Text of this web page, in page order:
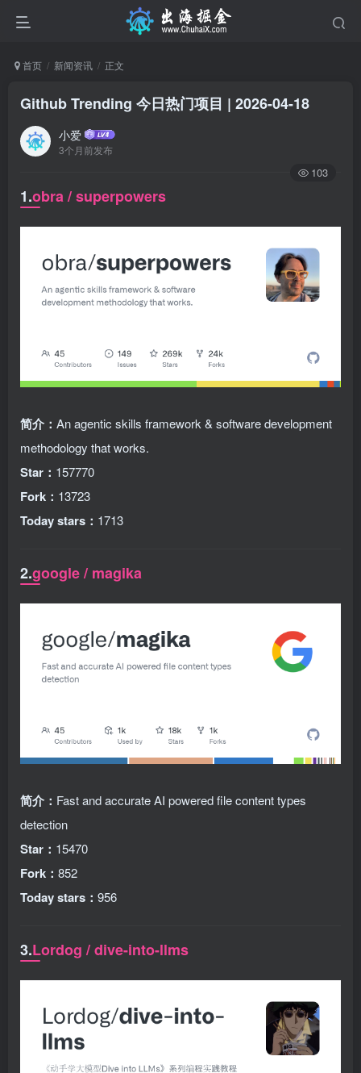
首页 新闻资讯 正文
Github Trending 今日热门项目 | 2026-04-18
小爱
3个月前发布
103
1.obra / superpowers
简介： An agentic skills framework & software development
methodology that works.
Star： 157770
Fork： 13723
Today stars： 1713
2.google / magika
简介： Fast and accurate AI powered file content types
detection
Star： 15470
Fork： 852
Today stars： 956
3.Lordog / dive-into-llms